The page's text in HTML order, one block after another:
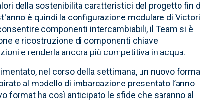
della sostenibilità caratteristici del progetto fin
è quindi la configurazione modulare di
componenti intercambiabili, il Team si è
e ricostruzione di componenti chiave
e renderla ancora più competitiva in acqua.
nel corso della settimana, un nuovo
al modello di imbarcazione presentato l’anno
format ha così anticipato le sfide che saranno al